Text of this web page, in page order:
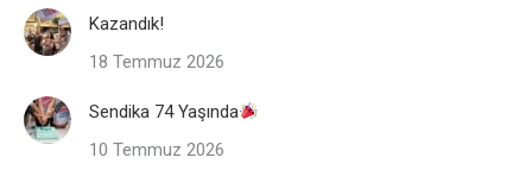
Kazandık!
18 Temmuz 2026
Sendika 74 Yaşında
10 Temmuz 2026